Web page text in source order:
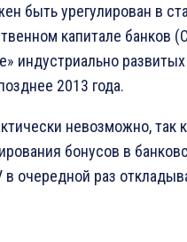
быть урегулирован в
капитале банков
индустри­ально развитых
2013 года.
невозможно, так
бонусов в
в очередной раз